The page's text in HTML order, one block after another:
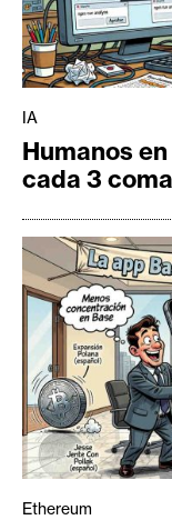
IA
Humanos
cada 3
Ethereum